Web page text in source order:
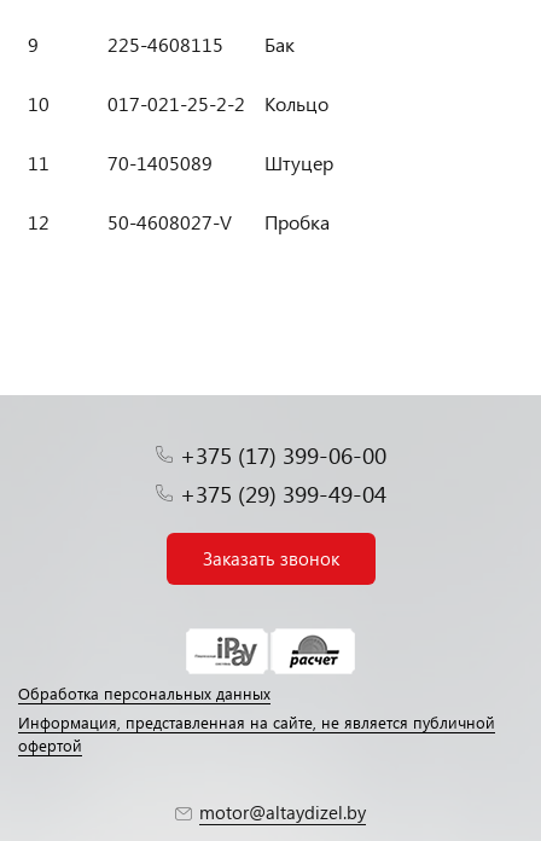
9 225-4608115 Бак
10 017-021-25-2-2 Кольцо
11 70-1405089 Штуцер
12 50-4608027-V Пробка
+375 (17) 399-06-00
+375 (29) 399-49-04
Заказать звонок
Обработка персональных данных
Информация, представленная на сайте, не является публичной
офертой
motor@altaydizel.by